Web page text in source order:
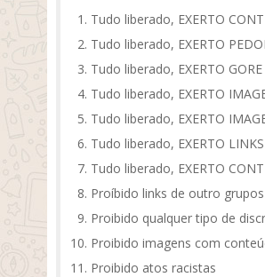
Tudo liberado, EXERTO
Tudo liberado, EXERTO
Tudo liberado, EXERTO GORE
Tudo liberado, EXERTO
Tudo liberado, EXERTO
Tudo liberado, EXERTO LINKS
Tudo liberado, EXERTO
Proíbido links de outro grupos
Proibido qualquer tipo de
Proibido imagens com
Proibido atos racistas